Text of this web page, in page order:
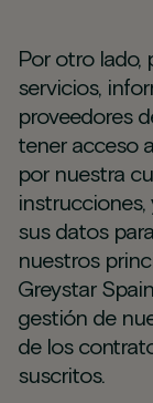
Por otro lado,
servicios,
proveedores
tener acceso
por nuestra
sus datos
nuestros
Greystar
gestión de
de los
suscritos.